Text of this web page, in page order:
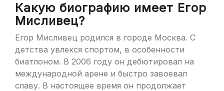
Какую биографию имеет Егор
Мисливец?
Егор Мисливец родился в городе Москва. С
детства увлекся спортом, в особенности
биатлоном. В 2006 году он дебютировал на
международной арене и быстро завоевал
славу. В настоящее время он продолжает